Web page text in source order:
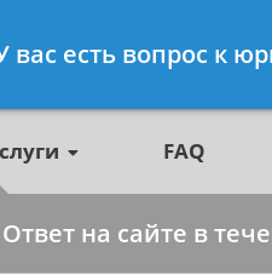
недвижимости, юрист
FAQ
на сайте в
вас есть вопрос к